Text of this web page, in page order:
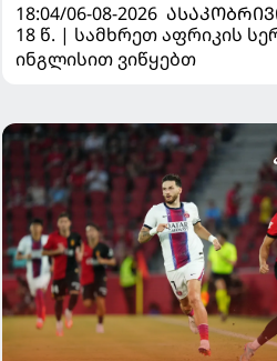
18:04/06-08-2026
18 წ. | სამხრეთ აფრიკის
ინგლისით ვიწყებთ